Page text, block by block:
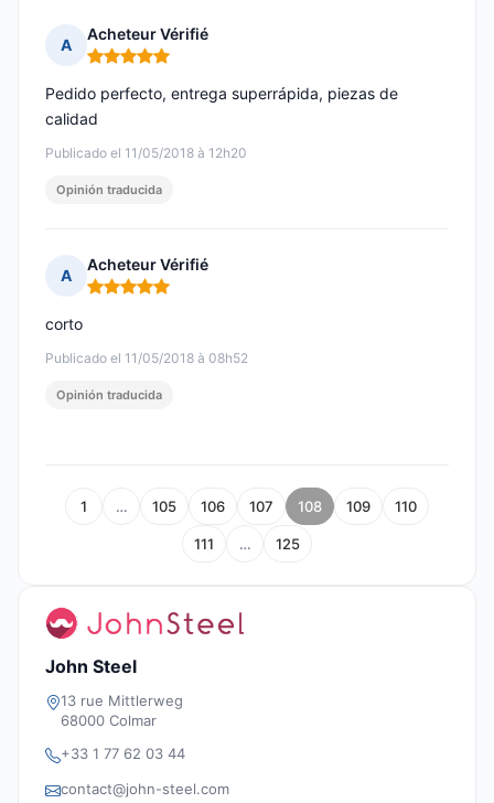
A
Acheteur Vérifié
Nota: 5 de 5
Publicado el 11/05/2018 à 12h20
Pedido perfecto, entrega superrápida, piezas de
calidad
Opinión traducida
A
Acheteur Vérifié
Nota: 5 de 5
Publicado el 11/05/2018 à 08h52
corto
Opinión traducida
1 … 105 106 107 108 109 110
111 … 125
John Steel
13 rue Mittlerweg
68000 Colmar
+33 1 77 62 03 44
contact@john-steel.com